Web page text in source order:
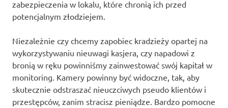
zabezpieczenia w lokalu, które chronią ich przed
potencjalnym złodziejem.
Niezależnie czy chcemy zapobiec kradzieży opartej na
wykorzystywaniu nieuwagi kasjera, czy napadowi z
bronią w ręku powinniśmy zainwestować swój kapitał w
monitoring. Kamery powinny być widoczne, tak, aby
skutecznie odstraszać nieuczciwych pseudo klientów i
przestępców, zanim stracisz pieniądze. Bardzo pomocne